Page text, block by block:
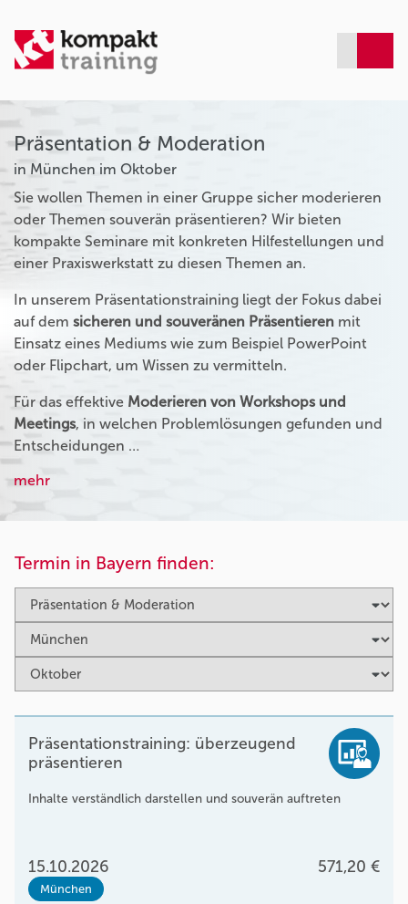
Präsentation & Moderation
in München im Oktober
Sie wollen Themen in einer Gruppe sicher moderieren
oder Themen souverän präsentieren? Wir bieten
kompakte Seminare mit konkreten Hilfestellungen und
einer Praxiswerkstatt zu diesen Themen an.
In unserem Präsentationstraining liegt der Fokus dabei
auf dem sicheren und souveränen Präsentieren mit
Einsatz eines Mediums wie zum Beispiel PowerPoint
oder Flipchart, um Wissen zu vermitteln.
Für das effektive Moderieren von Workshops und
Meetings, in welchen Problemlösungen gefunden und
Entscheidungen …
mehr
Termin in Bayern finden:
Präsentationstraining: überzeugend
präsentieren
Inhalte verständlich darstellen und souverän auftreten
15.10.2026 571,20 €
München